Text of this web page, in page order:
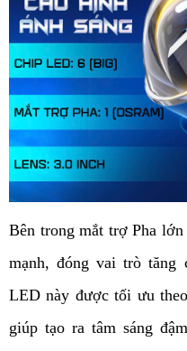
Bên trong mắt trợ Pha
mạnh, đóng vai trò tăng
LED này được tối ưu
giúp tạo ra tâm sáng